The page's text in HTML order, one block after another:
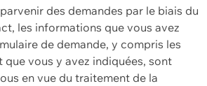
des demandes par le biais du
les informations que vous avez
de demande, y compris les
que vous y avez indiquées, sont
en vue du traitement de la